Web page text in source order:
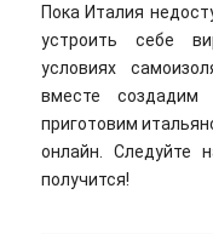
Пока Италия
устроить себе
условиях
вместе
приготовим
онлайн. Следуйте
получится!